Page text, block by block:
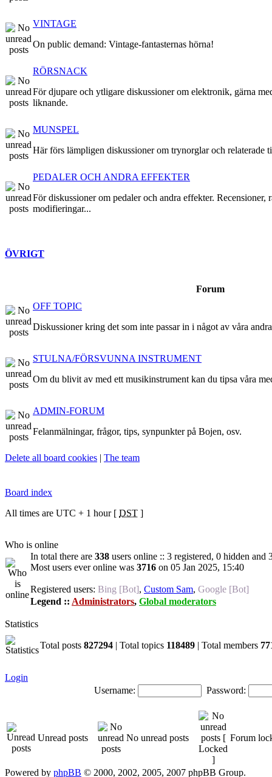
VINTAGE
On public demand: Vintage-fantasternas hörna!
RÖRSNACK
För djupare och ytligare diskussioner om elektronik, gärna
liknande.
MUNSPEL
Här förs lämpligen diskussioner om trynorglar och relaterade
PEDALER OCH ANDRA EFFEKTER
För diskussioner om pedaler och andra effekter. Recensioner,
modifieringar...
ÖVRIGT
Forum
OFF TOPIC
Diskussioner kring det som inte passar in i något av våra
STULNA/FÖRSVUNNA INSTRUMENT
Om du blivit av med ett musikinstrument kan du tipsa våra
ADMIN-FORUM
Felanmälningar, frågor, tips, synpunkter på Bojen, osv.
Delete all board cookies | The team
Board index
All times are UTC + 1 hour [ DST ]
Who is online
In total there are 338 users online :: 3 registered, 0 hidden and
Most users ever online was 3716 on 05 Jan 2025, 15:40
Registered users: Bing [Bot], Custom Sam, Google [Bot]
Legend :: Administrators, Global moderators
Statistics
Total posts 827294 | Total topics 118489 | Total members
Login
Username:
Password:
Unread posts No unread posts Forum
Powered by phpBB © 2000, 2002, 2005, 2007 phpBB Group.